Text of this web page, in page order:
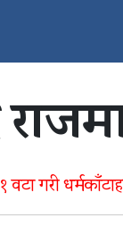
वटा गरी